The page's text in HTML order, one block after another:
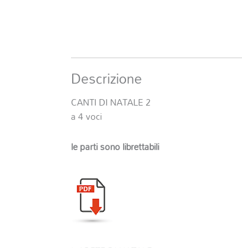
Descrizione
CANTI DI NATALE 2
a 4 voci
le parti sono librettabili